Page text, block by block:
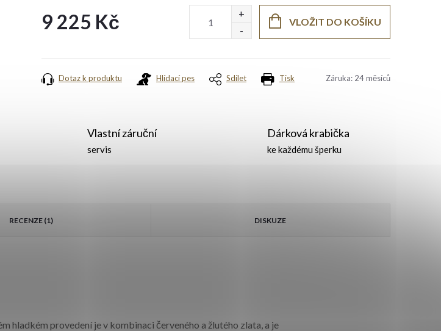
9 225 Kč VLOŽIT DO KOŠÍKU
Tisk
Dotaz k produktu Hlídací pes Sdílet Záruka: 24 měsíců
Dárková krabička
ke každému šperku
Vlastní záruční
servis
RECENZE (1) DISKUZE
hladkém provedení je v kombinaci červeného a žlutého zlata, a je